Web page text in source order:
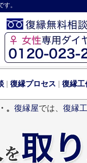
。
| 復縁プロセス | 復縁工
。 復縁屋では、 復縁